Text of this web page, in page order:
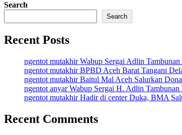
Search
Search
Recent Posts
ngentot mutakhir Wabup Sergai Adlin
ngentot mutakhir BPBD Aceh Barat Tangani
ngentot mutakhir Baitul Mal Aceh Salurkan
ngentot anyar Wabup Sergai H. Adlin
ngentot mutakhir Hadir di center Duka, BMA
Recent Comments